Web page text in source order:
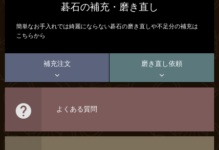
碁石の補充・磨き直し
簡単なお手入れでは綺麗にならない碁石の磨き直しや不足分の補充は
こちらから
補充注文

磨き直し依頼

 よくある質問